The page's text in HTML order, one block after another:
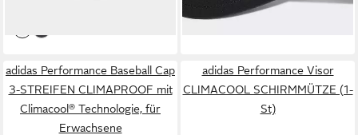
adidas Performance Baseball Cap
3-STREIFEN CLIMAPROOF mit
Climacool® Technologie, für
Erwachsene
adidas Performance Visor
CLIMACOOL SCHIRMMÜTZE (1-
St)